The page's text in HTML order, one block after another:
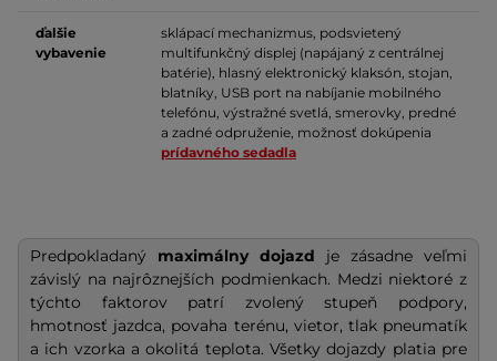
ďalšie
vybavenie
sklápací mechanizmus, podsvietený
multifunkčný displej (napájaný z centrálnej
batérie), hlasný elektronický klaksón, stojan,
blatníky, USB port na nabíjanie mobilného
telefónu, výstražné svetlá, smerovky, predné
a zadné odpruženie, možnosť dokúpenia
prídavného sedadla
Predpokladaný maximálny dojazd je zásadne veľmi
závislý na najrôznejších podmienkach. Medzi niektoré z
týchto faktorov patrí zvolený stupeň podpory,
hmotnosť jazdca, povaha terénu, vietor, tlak pneumatík
a ich vzorka a okolitá teplota. Všetky dojazdy platia pre